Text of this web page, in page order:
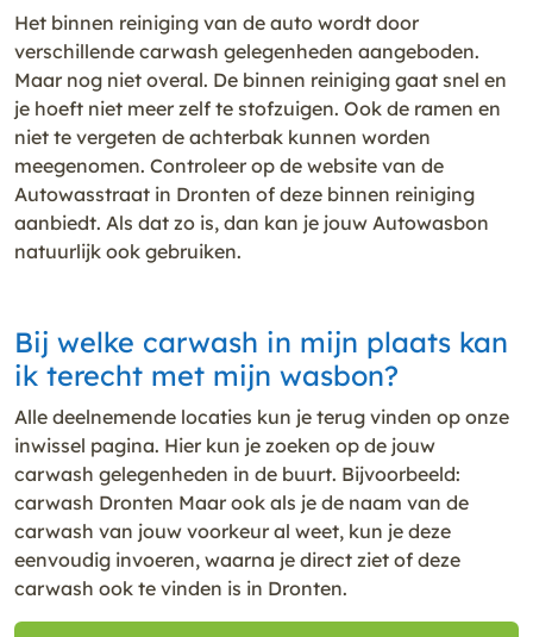
Het binnen reiniging van de auto wordt door
verschillende carwash gelegenheden aangeboden.
Maar nog niet overal. De binnen reiniging gaat snel en
je hoeft niet meer zelf te stofzuigen. Ook de ramen en
niet te vergeten de achterbak kunnen worden
meegenomen. Controleer op de website van de
Autowasstraat in Dronten of deze binnen reiniging
aanbiedt. Als dat zo is, dan kan je jouw Autowasbon
natuurlijk ook gebruiken.
Bij welke carwash in mijn plaats kan
ik terecht met mijn wasbon?
Alle deelnemende locaties kun je terug vinden op onze
inwissel pagina. Hier kun je zoeken op de jouw
carwash gelegenheden in de buurt. Bijvoorbeeld:
carwash Dronten Maar ook als je de naam van de
carwash van jouw voorkeur al weet, kun je deze
eenvoudig invoeren, waarna je direct ziet of deze
carwash ook te vinden is in Dronten.